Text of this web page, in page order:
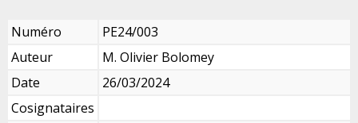
Numéro
PE24/003
Auteur
M. Olivier Bolomey
Date
26/03/2024
Cosignataires